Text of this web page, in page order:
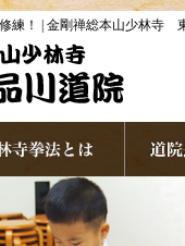
練！ | 金剛禅総本山少林寺